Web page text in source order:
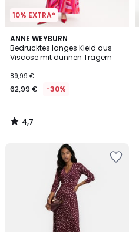
10% EXTRA*
ANNE WEYBURN
Bedrucktes langes Kleid aus
Viscose mit dünnen Trägern
89,99 €
62,99 € -30%
4,7
/ 5
4,7
/